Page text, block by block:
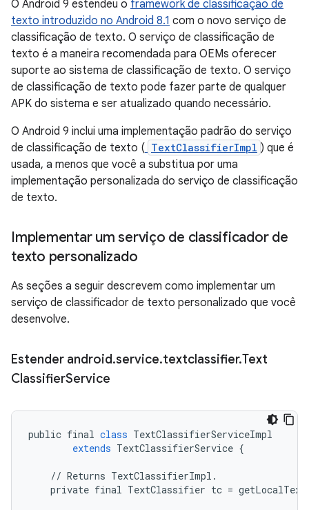
O Android 9 estendeu o framework de classificação de
texto introduzido no Android 8.1 com o novo serviço de
classificação de texto. O serviço de classificação de
texto é a maneira recomendada para OEMs oferecer
suporte ao sistema de classificação de texto. O serviço
de classificação de texto pode fazer parte de qualquer
APK do sistema e ser atualizado quando necessário.
O Android 9 inclui uma implementação padrão do serviço
de classificação de texto ( TextClassifierImpl ) que é
usada, a menos que você a substitua por uma
implementação personalizada do serviço de classificação
de texto.
Implementar um serviço de classificador de
texto personalizado
As seções a seguir descrevem como implementar um
serviço de classificador de texto personalizado que você
desenvolve.
Estender android.service.textclassifier.Text
ClassifierService
public final class TextClassifierServiceImpl
extends TextClassifierService {
// Returns TextClassifierImpl .
private final TextClassifier tc =